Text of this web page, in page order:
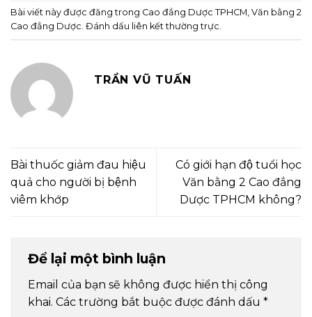
Bài viết này được đăng trong Cao đẳng Dược TPHCM, Văn bằng 2
Cao đẳng Dược. Đánh dấu liên kết thường trực.
TRẦN VŨ TUẤN
Bài thuốc giảm đau hiệu
quả cho người bị bệnh
viêm khớp
Có giới hạn độ tuổi học
Văn bằng 2 Cao đẳng
Dược TPHCM không?
Để lại một bình luận
Email của bạn sẽ không được hiển thị công
khai. Các trường bắt buộc được đánh dấu *